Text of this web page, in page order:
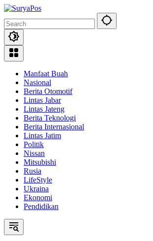
Skip
content
Manfaat Buah
Nasional
Berita Otomotif
Lintas Jabar
Lintas Jateng
Berita Teknologi
Berita Internasional
Lintas Jatim
Politik
Nissan
Mitsubishi
Rusia
LifeStyle
Ukraina
Ekonomi
Pendidikan